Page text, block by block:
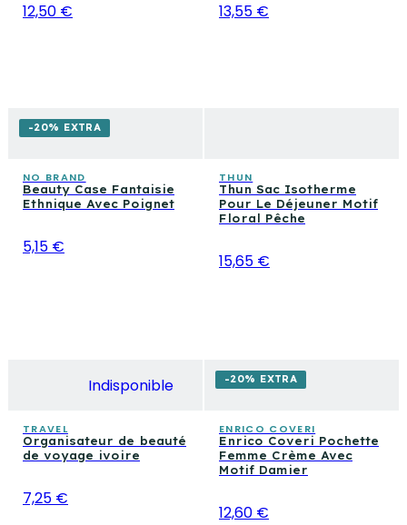
12,50 € 13,55 €
-20% EXTRA
NO BRAND
Beauty Case Fantaisie
Ethnique Avec Poignet
5,15 €
THUN
Thun Sac Isotherme
Pour Le Déjeuner Motif
Floral Pêche
15,65 €
Indisponible
TRAVEL
Organisateur de beauté
de voyage ivoire
7,25 €
-20% EXTRA
ENRICO COVERI
Enrico Coveri Pochette
Femme Crème Avec
Motif Damier
12,60 €